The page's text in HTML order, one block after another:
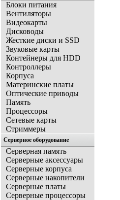
Блоки питания
Вентиляторы
Видеокарты
Дисководы
Жесткие диски и SSD
Звуковые карты
Контейнеры для HDD
Контроллеры
Корпуса
Материнские платы
Оптические приводы
Память
Процессоры
Сетевые карты
Стриммеры
Серверное оборудование
Серверная память
Серверные аксессуары
Серверные корпуса
Серверные накопители
Серверные платы
Серверные процессоры